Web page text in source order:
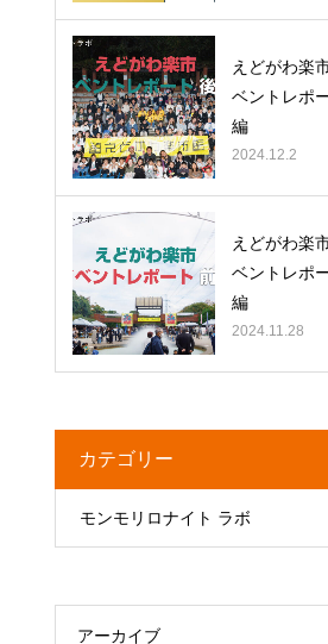
えどがわ楽
ベントレポ
編
2024.12.2
えどがわ楽
ベントレポ
編
2024.11.28
カテゴリー
モンモリロナイト ラボ
アーカイブ